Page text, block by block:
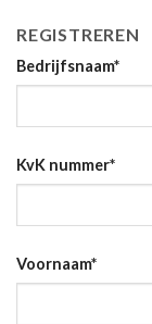
REGISTREREN
Bedrijfsnaam*
KvK nummer*
Voornaam*